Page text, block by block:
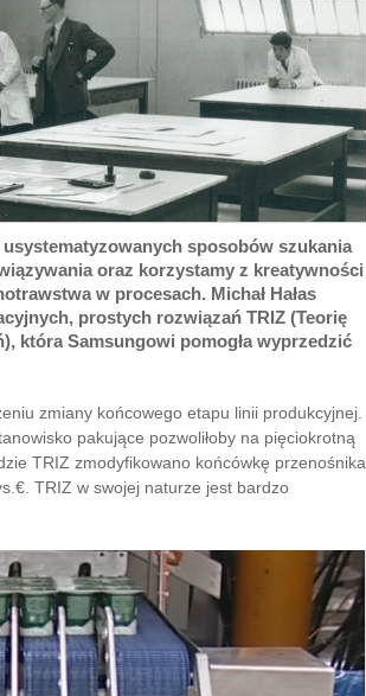
sposobów szukania
oraz korzystamy z kreatywności
w procesach. Michał Hałas
prostych rozwiązań TRIZ (Teorię
która Samsungowi pomogła wyprzedzić
zmiany końcowego etapu linii produkcyjnej.
pakujące pozwoliłoby na pięciokrotną
TRIZ zmodyfikowano końcówkę przenośnika
TRIZ w swojej naturze jest bardzo